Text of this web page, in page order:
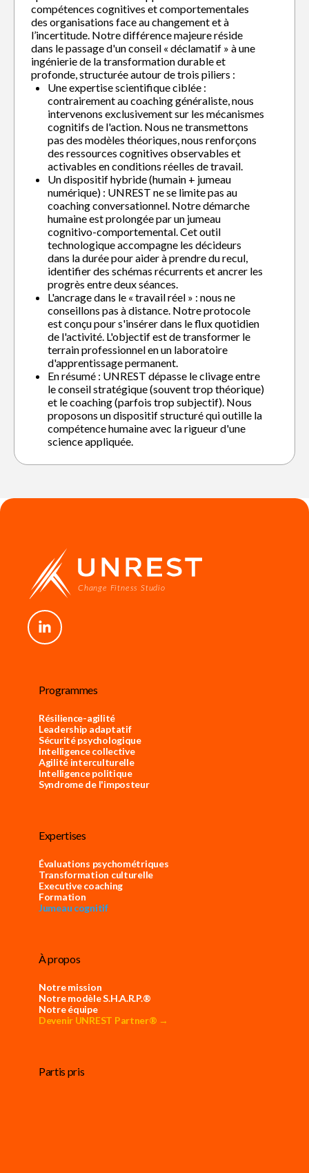
compétences cognitives et comportementales
des organisations face au changement et à
l’incertitude. Notre différence majeure réside
dans le passage d'un conseil « déclamatif » à une
ingénierie de la transformation durable et
profonde, structurée autour de trois piliers :
Une expertise scientifique ciblée :
contrairement au coaching généraliste, nous
intervenons exclusivement sur les mécanismes
cognitifs de l'action. Nous ne transmettons
pas des modèles théoriques, nous renforçons
des ressources cognitives observables et
activables en conditions réelles de travail.
Un dispositif hybride (humain + jumeau
numérique) : UNREST ne se limite pas au
coaching conversationnel. Notre démarche
humaine est prolongée par un jumeau
cognitivo-comportemental. Cet outil
technologique accompagne les décideurs
dans la durée pour aider à prendre du recul,
identifier des schémas récurrents et ancrer les
progrès entre deux séances.
L'ancrage dans le « travail réel » : nous ne
conseillons pas à distance. Notre protocole
est conçu pour s'insérer dans le flux quotidien
de l'activité. L'objectif est de transformer le
terrain professionnel en un laboratoire
d'apprentissage permanent.
En résumé : UNREST dépasse le clivage entre
le conseil stratégique (souvent trop théorique)
et le coaching (parfois trop subjectif). Nous
proposons un dispositif structuré qui outille la
compétence humaine avec la rigueur d'une
science appliquée.
Programmes
Résilience-agilité
Leadership adaptatif
Sécurité psychologique
Intelligence collective
Agilité interculturelle
Intelligence politique
Syndrome de l'imposteur
Expertises
Évaluations psychométriques
Transformation culturelle
Executive coaching
Formation
Jumeau cognitif
À propos
Notre mission
Notre modèle S.H.A.R.P.®
Notre équipe
Devenir UNREST Partner® →
Partis pris